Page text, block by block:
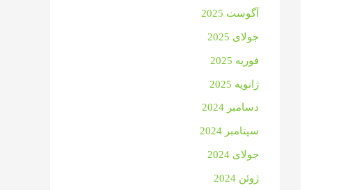
آگوست 2025
جولای 2025
فوریه 2025
ژانویه 2025
دسامبر 2024
سپتامبر 2024
جولای 2024
ژوئن 2024